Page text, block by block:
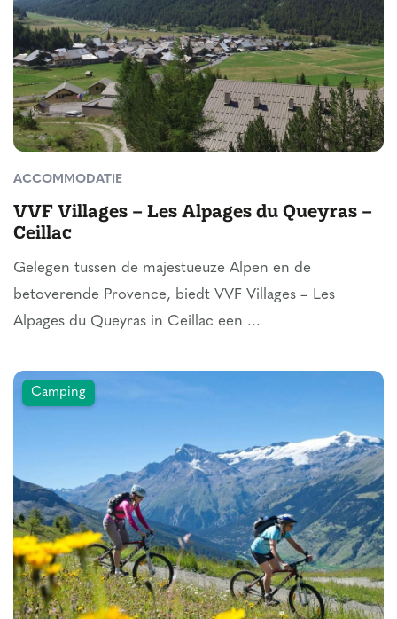
ACCOMMODATIE
VVF Villages – Les Alpages du Queyras –
Ceillac
Gelegen tussen de majestueuze Alpen en de
betoverende Provence, biedt VVF Villages – Les
Alpages du Queyras in Ceillac een ...
Camping